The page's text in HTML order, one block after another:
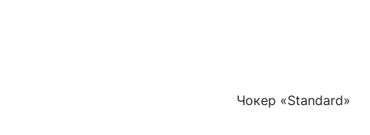
Чокер «Standard»